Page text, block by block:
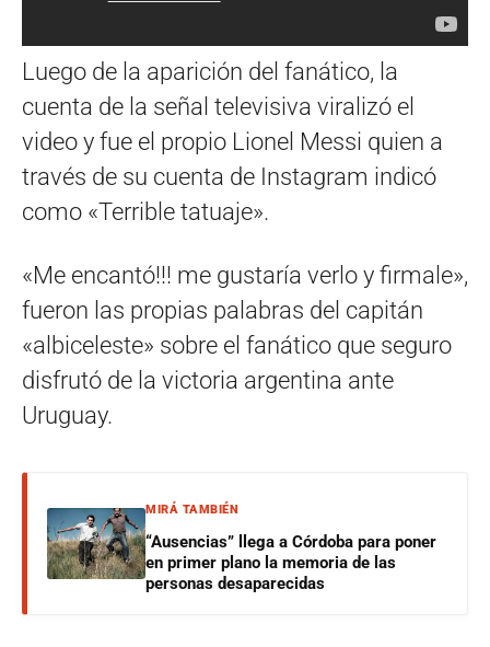
Luego de la aparición del fanático, la
cuenta de la señal televisiva viralizó el
video y fue el propio Lionel Messi quien a
través de su cuenta de Instagram indicó
como «Terrible tatuaje».
«Me encantó!!! me gustaría verlo y firmale»,
fueron las propias palabras del capitán
«albiceleste» sobre el fanático que seguro
disfrutó de la victoria argentina ante
Uruguay.
MIRÁ TAMBIÉN
“Ausencias” llega a Córdoba para poner
en primer plano la memoria de las
personas desaparecidas